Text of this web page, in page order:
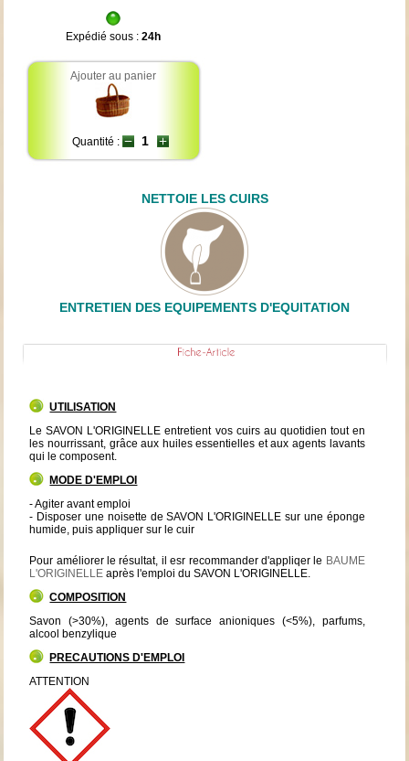
Expédié sous :24h
Ajouter au panier
Quantité :
NETTOIE LES CUIRS
ENTRETIEN DES EQUIPEMENTS D'EQUITATION
UTILISATION
Le SAVON L'ORIGINELLE entretient vos cuirs au quotidien tout en
les nourrissant, grâce aux huiles essentielles et aux agents lavants
qui le composent.
MODE D'EMPLOI
- Agiter avant emploi
- Disposer une noisette de SAVON L'ORIGINELLE sur une éponge
humide, puis appliquer sur le cuir
Pour améliorer le résultat, il esr recommander d'appliqer le BAUME
L'ORIGINELLE après l'emploi du SAVON L'ORIGINELLE.
COMPOSITION
Savon (>30%), agents de surface anioniques (<5%), parfums,
alcool benzylique
PRECAUTIONS D'EMPLOI
ATTENTION